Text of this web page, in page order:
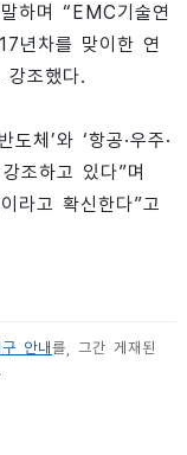
하며 “EMC기술연
년차를 맞이한 연
조했다.
체’와 ‘항공·우주·
조하고 있다”며
라고 확신한다”고
안내를, 그간 게재된